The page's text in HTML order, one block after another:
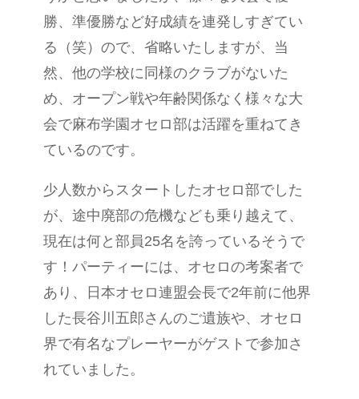
勝、準優勝など好成績を連発しすぎてい
る（笑）ので、省略いたしますが、当
然、他の学校に同様のクラブがないた
め、オープン戦や年齢関係なく様々な大
会で麻布学園オセロ部は活躍を重ねてき
ているのです。
少人数からスタートしたオセロ部でした
が、途中廃部の危機なども乗り越えて、
現在は何と部員25名を誇っているそうで
す！パーティーには、オセロの考案者で
あり、日本オセロ連盟会長で2年前に他界
した長谷川五郎さんのご遺族や、オセロ
界で有名なプレーヤーがゲストで参加さ
れていました。